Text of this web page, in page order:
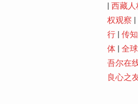
| 西藏人
权观察 |
行 | 传
体 | 全
吾尔在
良心之